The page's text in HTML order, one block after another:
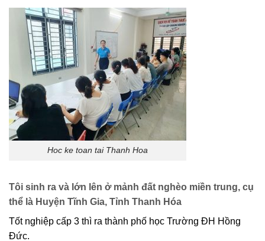
Hoc ke toan tai Thanh Hoa
Tôi sinh ra và lớn lên ở mảnh đất nghèo miền trung, cụ
thể là Huyện Tĩnh Gia, Tỉnh Thanh Hóa
Tốt nghiệp cấp 3 thì ra thành phố học Trường ĐH Hồng
Đức.